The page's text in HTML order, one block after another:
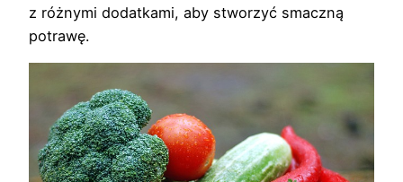
z różnymi dodatkami, aby stworzyć smaczną
potrawę.